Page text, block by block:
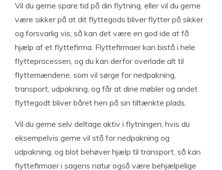
Vil du gerne spare tid på din flytning, eller vil du gerne
være sikker på at dit flyttegods bliver flytter på sikker
og forsvarlig vis, så kan det være en god ide at få
hjælp af et flyttefirma. Flyttefirmaer kan bistå i hele
flytteprocessen, og du kan derfor overlade alt til
flyttemændene, som vil sørge for nedpakning,
transport, udpakning, og får at dine møbler og andet
flyttegodt bliver båret hen på sin tiltænkte plads.
Vil du gerne selv deltage aktiv i flytningen, hvis du
eksempelvis gerne vil stå for nedpakning og
udpakning, og blot behøver hjælp til transport, så kan
flyttefirmaer i sagens natur også være behjælpelige